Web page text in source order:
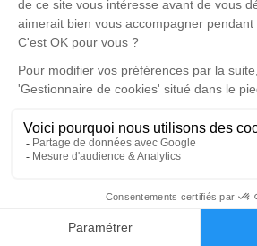
Faire-part
Un service de plantation d’arbre
disponible ici.
Je
Cérémonie
CENTRE FUNERAIRE
38300 Bourgoin Jallieu